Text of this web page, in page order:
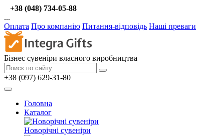
+38 (048) 734-05-88
...
Оплата Про компанію Питання-відповідь Наші преваги
Бізнес сувеніри власного виробництва
+38 (097) 629-31-80
Головна
Каталог
Новорічні сувеніри